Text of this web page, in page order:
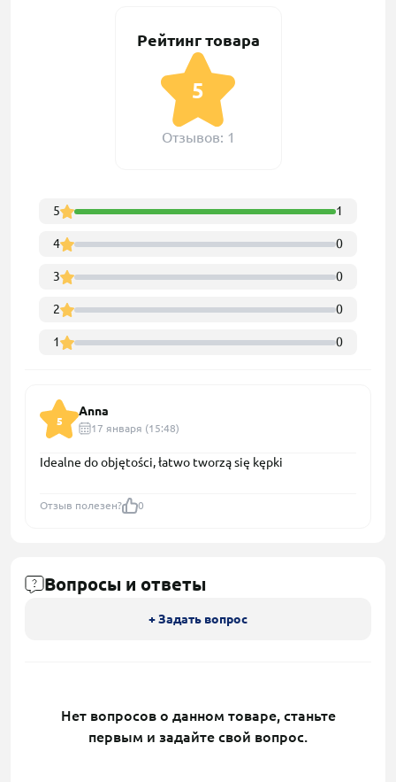
Рейтинг товара
5
Отзывов: 1
5 1
4 0
3 0
2 0
1 0
5
Anna
17 января (15:48)
Idealne do objętości, łatwo tworzą się kępki
Отзыв полезен? 0
Вопросы и ответы
+ Задать вопрос
Нет вопросов о данном товаре, станьте
первым и задайте свой вопрос.